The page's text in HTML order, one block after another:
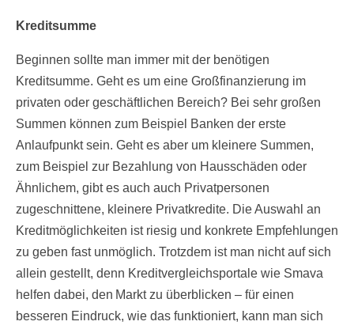
Kreditsumme
Beginnen sollte man immer mit der benötigen
Kreditsumme. Geht es um eine Großfinanzierung im
privaten oder geschäftlichen Bereich? Bei sehr großen
Summen können zum Beispiel Banken der erste
Anlaufpunkt sein. Geht es aber um kleinere Summen,
zum Beispiel zur Bezahlung von Hausschäden oder
Ähnlichem, gibt es auch auch Privatpersonen
zugeschnittene, kleinere Privatkredite. Die Auswahl an
Kreditmöglichkeiten ist riesig und konkrete Empfehlungen
zu geben fast unmöglich. Trotzdem ist man nicht auf sich
allein gestellt, denn Kreditvergleichsportale wie Smava
helfen dabei, den Markt zu überblicken – für einen
besseren Eindruck, wie das funktioniert, kann man sich